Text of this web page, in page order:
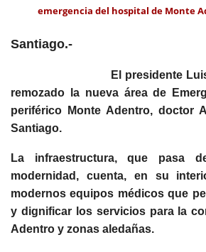
emergencia del hospital de Monte
Santiago.-
El presidente Luis
remozado la nueva área de
periférico Monte Adentro, doctor
Santiago.
La infraestructura, que pasa
modernidad, cuenta, en su
modernos equipos médicos que
y dignificar los servicios para la
Adentro y zonas aledañas.